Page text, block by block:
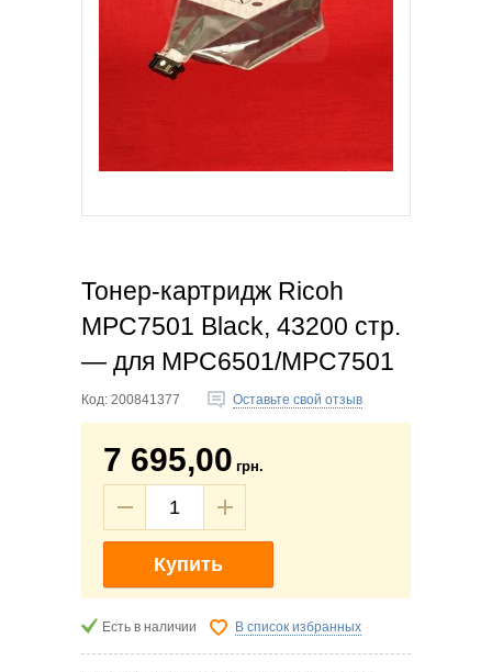
Тонер-картридж Ricoh
MPC7501 Black, 43200 стр.
— для MPC6501/MPC7501
Код: 200841377 Оставьте свой отзыв
7 695,00 грн.
Купить
Есть в наличии В список избранных